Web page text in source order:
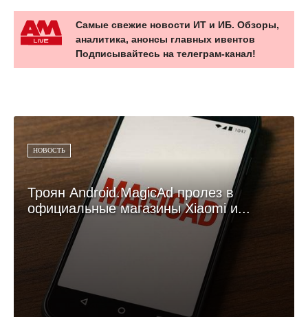
Самые свежие новости ИТ и ИБ. Обзоры,
аналитика, анонсы главных ивентов
Подписывайтесь на телеграм-канал!
НОВОСТЬ
Троян Android.MagicAd пролез в
официальные магазины Xiaomi и...